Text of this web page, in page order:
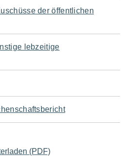
der öffentlichen
lebzeitige
(PDF)